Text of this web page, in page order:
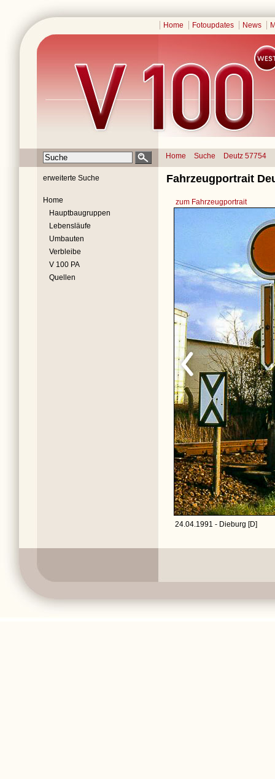
Home Fotoupdates News
Home Suche Deutz 57754
erweiterte Suche
Home
Hauptbaugruppen
Lebensläufe
Umbauten
Verbleibe
V 100 PA
Quellen
Fahrzeugportrait
zum Fahrzeugportrait
24.04.1991 - Dieburg [D]